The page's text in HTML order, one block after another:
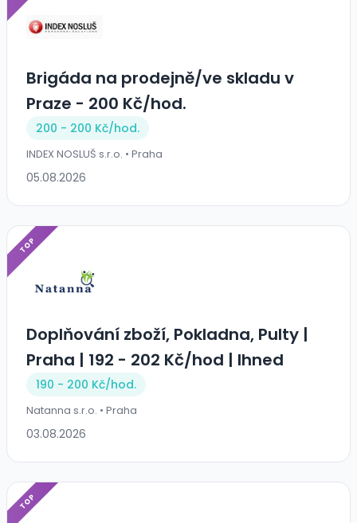
Brigáda na prodejně/ve skladu v
Praze - 200 Kč/hod.
200 - 200 Kč/hod.
INDEX NOSLUŠ s.r.o. • Praha
05.08.2026
TOP
Doplňování zboží, Pokladna, Pulty |
Praha | 192 - 202 Kč/hod | Ihned
190 - 200 Kč/hod.
Natanna s.r.o. • Praha
03.08.2026
TOP